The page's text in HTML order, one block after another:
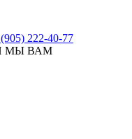
222-40-77
МЫ ВАМ